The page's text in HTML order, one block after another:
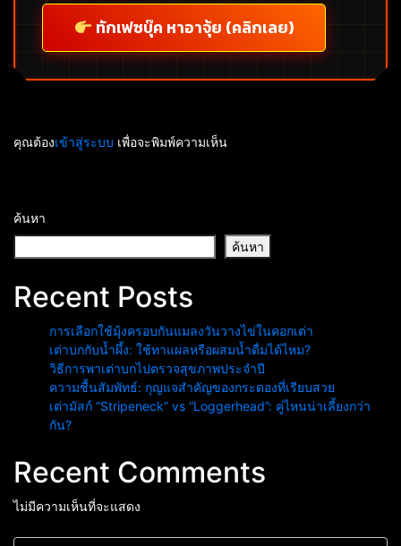
ทักเฟซบุ๊ค หาอาจุ้ย (คลิกเลย)
คุณต้องเข้าสู่ระบบ เพื่อจะพิมพ์ความเห็น
ค้นหา
ค้นหา
Recent Posts
การเลือกใช้มุ้งครอบกันแมลงวันวางไข่ในคอกเต่า
เต่าบกกับน้ำผึ้ง: ใช้ทาแผลหรือผสมน้ำดื่มได้ไหม?
วิธีการพาเต่าบกไปตรวจสุขภาพประจำปี
ความชื้นสัมพัทธ์: กุญแจสำคัญของกระดองที่เรียบสวย
เต่ามัสก์ “Stripeneck” vs “Loggerhead”: คู่ไหนน่าเลี้ยงกว่า
กัน?
Recent Comments
ไม่มีความเห็นที่จะแสดง